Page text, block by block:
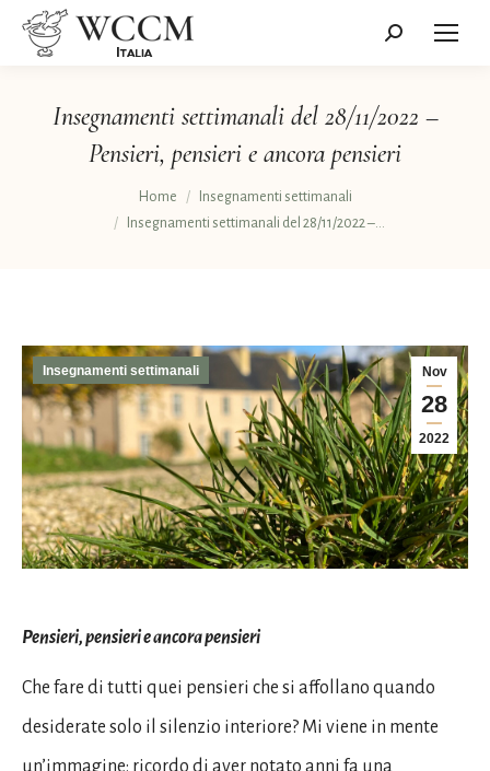
Cerca:
Insegnamenti settimanali del 28/11/2022 –
Pensieri, pensieri e ancora pensieri
Home
Insegnamenti settimanali
Insegnamenti settimanali del 28/11/2022 –…
Nov
28
2022
Insegnamenti settimanali
Pensieri, pensieri e ancora pensieri
Che fare di tutti quei pensieri che si affollano quando
desiderate solo il silenzio interiore? Mi viene in mente
un’immagine: ricordo di aver notato anni fa una